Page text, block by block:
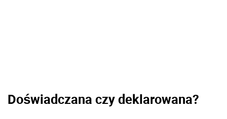
Doświadczana czy deklarowana?